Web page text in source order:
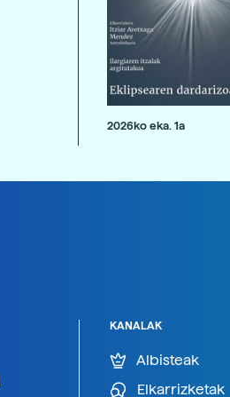
2026ko eka. 1a
KANALAK
Albisteak
Elkarrizketak